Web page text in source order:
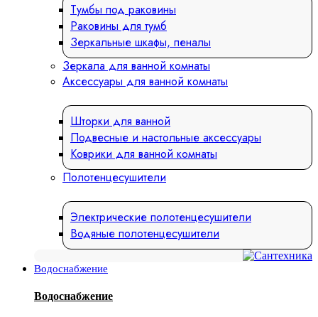
Тумбы под раковины
Раковины для тумб
Зеркальные шкафы, пеналы
Зеркала для ванной комнаты
Аксессуары для ванной комнаты
Шторки для ванной
Подвесные и настольные аксессуары
Коврики для ванной комнаты
Полотенцесушители
Электрические полотенцесушители
Водяные полотенцесушители
Водоснабжение
Водоснабжение